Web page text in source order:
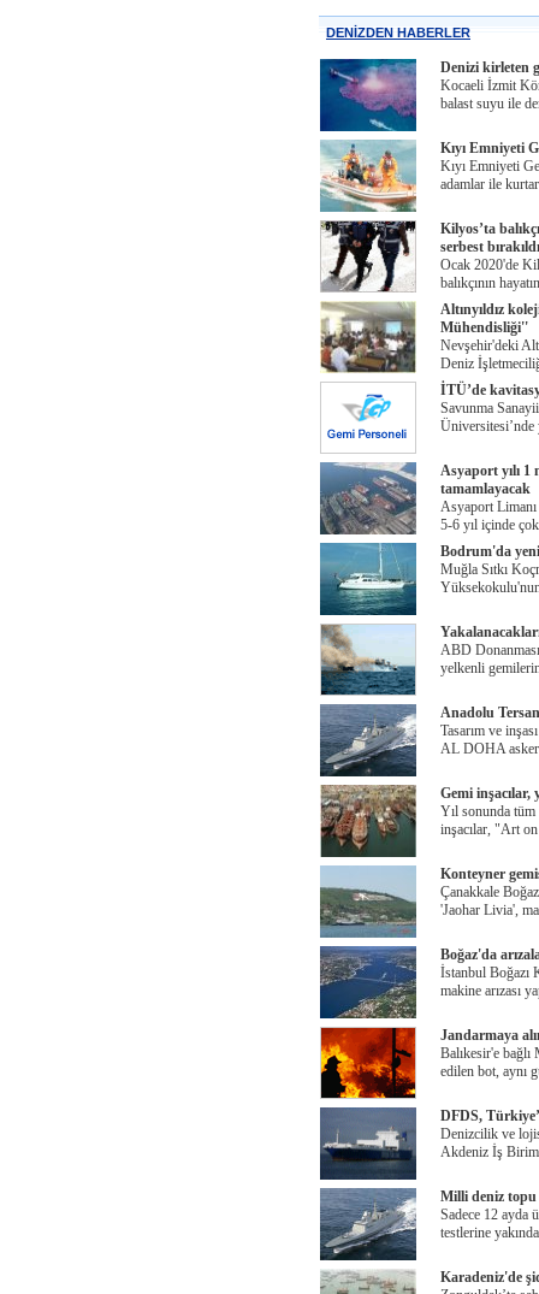
DENİZDEN HABERLER
Denizi kirleten
Kocaeli İzmit
balast suyu ile
Kıyı Emniyeti
Kıyı Emniyeti
adamlar ile
Kilyos’ta
serbest bırakıldı
Ocak 2020'de
balıkçının
Altınyıldız
Mühendisliği''
Nevşehir'deki
Deniz
İTÜ’de
Savunma
Asyaport yılı
tamamlayacak
Asyaport Limanı
5-6 yıl içinde
Bodrum'da
Muğla Sıtkı
ABD Donanması
yelkenli
Anadolu
Tasarım ve
AL DOHA
Gemi inşacılar,
Yıl sonunda tüm
inşacılar, "Art
Konteyner
Çanakkale
'Jaohar Livia',
Boğaz'da
İstanbul
makine arızası
Jandarmaya
Balıkesir'e bağlı
edilen bot, aynı
DFDS,
Denizcilik ve
Akdeniz İş
Milli deniz topu
Sadece 12 ayda
testlerine
Karadeniz'de